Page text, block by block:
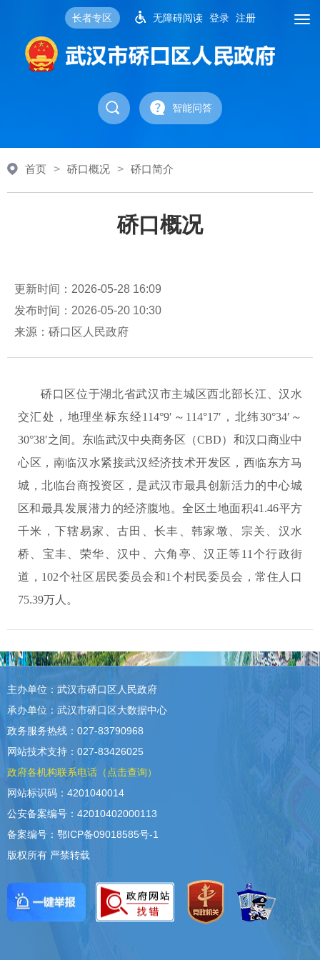
长者专区 无障碍阅读 登录 注册
智能问答
首页 > 硚口概况 > 硚口简介
硚口概况
更新时间：2026-05-28 16:09
发布时间：2026-05-20 10:30
来源：硚口区人民政府
硚口区位于湖北省武汉市主城区西北部长江、汉水
交汇处，地理坐标东经114°9′～114°17′，北纬30°34′～
30°38′之间。东临武汉中央商务区（CBD）和汉口商业中
心区，南临汉水紧接武汉经济技术开发区，西临东方马
城，北临台商投资区，是武汉市最具创新活力的中心城
区和最具发展潜力的经济腹地。全区土地面积41.46平方
千米，下辖易家、古田、长丰、韩家墩、宗关、汉水
桥、宝丰、荣华、汉中、六角亭、汉正等11个行政街
道，102个社区居民委员会和1个村民委员会，常住人口
75.39万人。
主办单位：武汉市硚口区人民政府
承办单位：武汉市硚口区大数据中心
政务服务热线：027-83790968
网站技术支持：027-83426025
政府各机构联系电话（点击查询）
网站标识码：4201040014
公安备案编号：42010402000113
备案编号：鄂ICP备09018585号-1
版权所有 严禁转载